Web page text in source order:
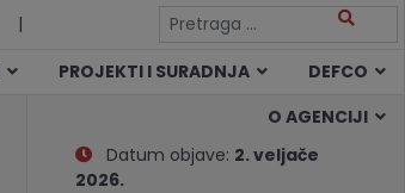
|
PROJEKTI I SURADNJA
DEFCO
O AGENCIJI
Datum objave: 2. veljače
2026.